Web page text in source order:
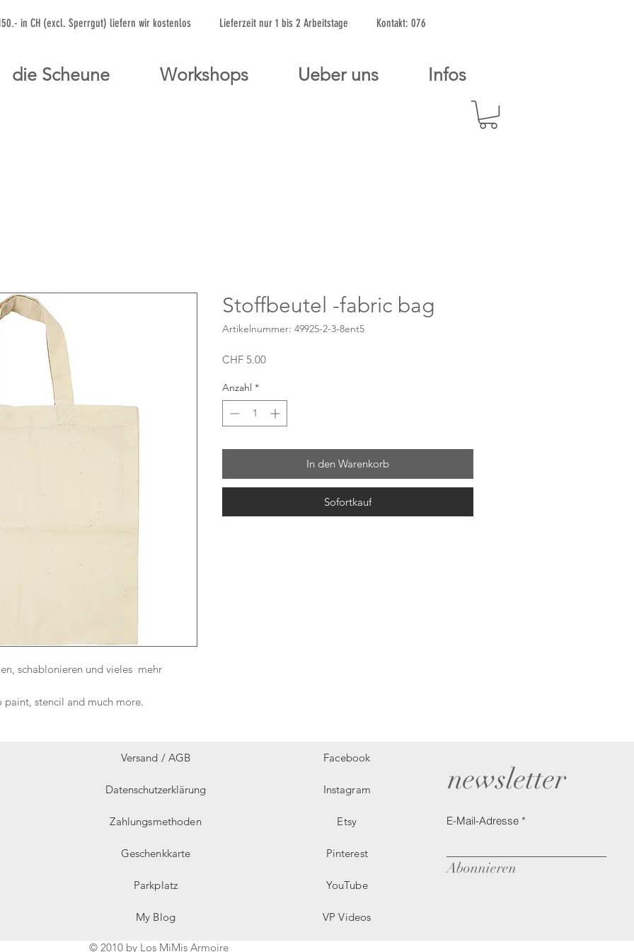
150.- in CH (excl. Sperrgut) liefern wir kostenlos Lieferzeit nur 1 bis 2 Arbeitstage Kontakt: 076
die Scheune Workshops Ueber uns Infos
schablonieren und vieles mehr
paint, stencil and much more.
Stoffbeutel -fabric bag
Artikelnummer: 49925-2-3-8ent5
CHF 5.00Preis
Anzahl *
In den Warenkorb
Sofortkauf
Versand /AGB
Datenschutzerklärung
Zahlungsmethoden
Geschenkkarte
Parkplatz
My Blog
Facebook
Instagram
Etsy
Pinterest
YouTube
VP Videos
newsletter
E-Mail-Adresse
Abonnieren
© 2010 by Los MiMis Armoire